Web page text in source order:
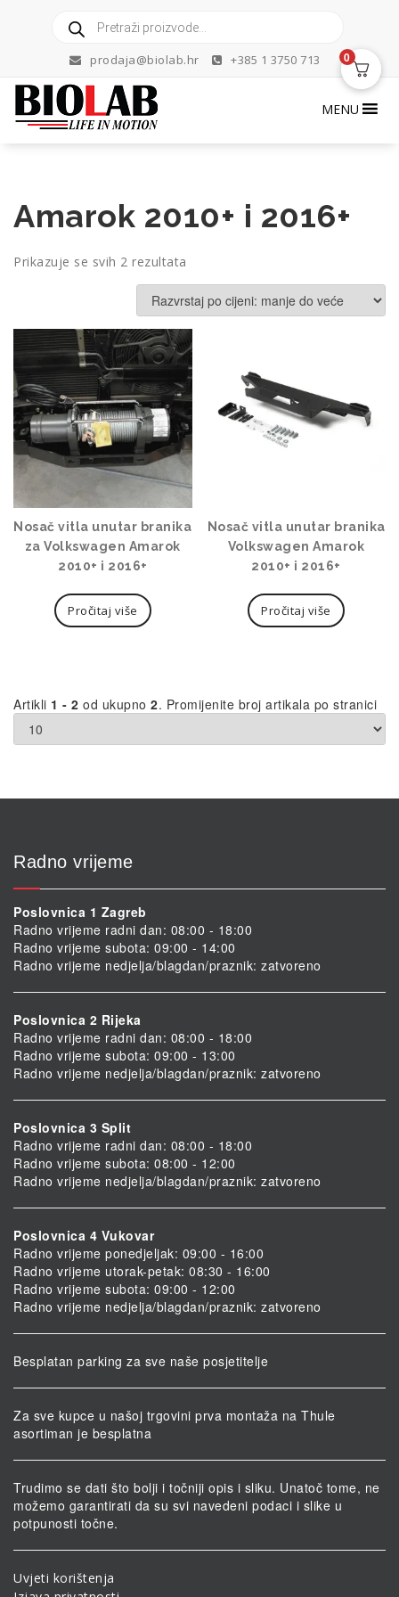
search
prodaja@biolab.hr +385 1 3750 713
MENU
Amarok 2010+ i 2016+
Prikazuje se svih 2 rezultata
po
cijeni:
od
niske
do
visoke
Nosač vitla unutar branika
za Volkswagen Amarok
2010+ i 2016+
Pročitaj više
Nosač vitla unutar branika
Volkswagen Amarok
2010+ i 2016+
Pročitaj više
Artikli 1 - 2 od ukupno 2. Promijenite broj artikala po stranici
Radno vrijeme
Poslovnica 1 Zagreb
Radno vrijeme radni dan: 08:00 - 18:00
Radno vrijeme subota: 09:00 - 14:00
Radno vrijeme nedjelja/blagdan/praznik: zatvoreno
Poslovnica 2 Rijeka
Radno vrijeme radni dan: 08:00 - 18:00
Radno vrijeme subota: 09:00 - 13:00
Radno vrijeme nedjelja/blagdan/praznik: zatvoreno
Poslovnica 3 Split
Radno vrijeme radni dan: 08:00 - 18:00
Radno vrijeme subota: 08:00 - 12:00
Radno vrijeme nedjelja/blagdan/praznik: zatvoreno
Poslovnica 4 Vukovar
Radno vrijeme ponedjeljak: 09:00 - 16:00
Radno vrijeme utorak-petak: 08:30 - 16:00
Radno vrijeme subota: 09:00 - 12:00
Radno vrijeme nedjelja/blagdan/praznik: zatvoreno
Besplatan parking za sve naše posjetitelje
Za sve kupce u našoj trgovini prva montaža na Thule
asortiman je besplatna
Trudimo se dati što bolji i točniji opis i sliku. Unatoč tome, ne
možemo garantirati da su svi navedeni podaci i slike u
potpunosti točne.
Uvjeti korištenja
0